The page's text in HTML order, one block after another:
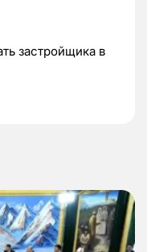
застройщика в